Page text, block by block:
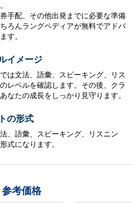
手配、その他出発までに必要な準備
ろんラングペディアが無料でアドバ
す。
イメージ
は文法、語彙、スピーキング、リス
レベルを確認します。その後、クラ
なたの成長をしっかり見守ります。
の形式
、語彙、スピーキング、リスニン
式になります。
参考価格